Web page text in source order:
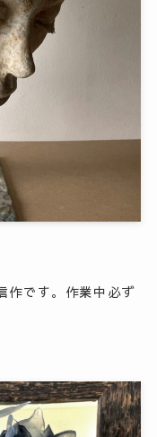
作です。作業中必ず